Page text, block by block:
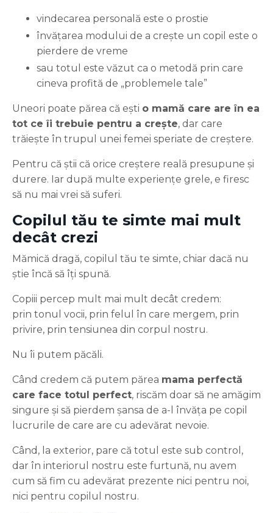
vindecarea personală este o prostie
învățarea modului de a crește un copil este o
pierdere de vreme
sau totul este văzut ca o metodă prin care
cineva profită de „problemele tale”
Uneori poate părea că ești o mamă care are în ea
tot ce îi trebuie pentru a crește, dar care
trăiește în trupul unei femei speriate de creștere.
Pentru că știi că orice creștere reală presupune și
durere. Iar după multe experiențe grele, e firesc
să nu mai vrei să suferi.
Copilul tău te simte mai mult
decât crezi
Mămică dragă, copilul tău te simte, chiar dacă nu
știe încă să îți spună.
Copiii percep mult mai mult decât credem:
prin tonul vocii, prin felul în care mergem, prin
privire, prin tensiunea din corpul nostru.
Nu îi putem păcăli.
Când credem că putem părea mama perfectă
care face totul perfect, riscăm doar să ne amăgim
singure și să pierdem șansa de a-l învăța pe copil
lucrurile de care are cu adevărat nevoie.
Când, la exterior, pare că totul este sub control,
dar în interiorul nostru este furtună, nu avem
cum să fim cu adevărat prezente nici pentru noi,
nici pentru copilul nostru.